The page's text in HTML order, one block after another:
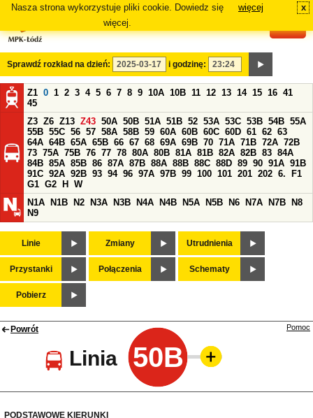
Nasza strona wykorzystuje pliki cookie. Dowiedz się
więcej.
więcej x
Sprawdź rozkład na dzień: i godzinę:
Z1 0 1 2 3 4 5 6 7 8 9 10A 10B 11 12 13 14 15 16 41
45
Z3 Z6 Z13 Z43 50A 50B 51A 51B 52 53A 53C 53B 54B 55A
55B 55C 56 57 58A 58B 59 60A 60B 60C 60D 61 62 63
64A 64B 65A 65B 66 67 68 69A 69B 70 71A 71B 72A 72B
73 75A 75B 76 77 78 80A 80B 81A 81B 82A 82B 83 84A
84B 85A 85B 86 87A 87B 88A 88B 88C 88D 89 90 91A 91B
91C 92A 92B 93 94 96 97A 97B 99 100 101 201 202 6.
F1
G1 G2 H
W
N1A
N1B N2 N3A N3B N4A N4B N5A N5B N6 N7A N7B
N8
N9
Linie Zmiany Utrudnienia
Przystanki Połączenia Schematy
Pobierz
Powrót
Linia 50B
Pomoc
PODSTAWOWE KIERUNKI